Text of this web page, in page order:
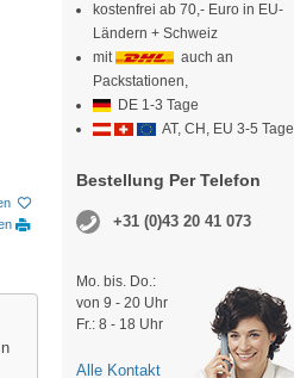
kostenfrei ab 70,- Euro in EU-
Ländern + Schweiz
mit
auch an
Packstationen,
DE 1-3 Tage
AT, CH, EU 3-5 Tage
Bestellung Per Telefon
+31 (0)43 20 41 073
Mo. bis. Do.:
von 9 - 20 Uhr
Fr.: 8 - 18 Uhr
Alle Kontakt